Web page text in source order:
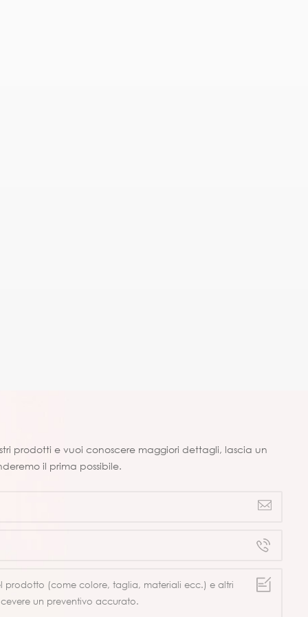
prodotti e vuoi conoscere maggiori dettagli, lascia un
il prima possibile.